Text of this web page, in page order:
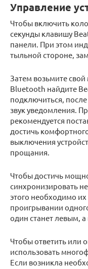
Управление
Чтобы включить
секунды клавишу
панели. При этом
тыльной стороне,
Затем возьмите
Bluetooth найдите
подключиться,
звук уведомления.
рекомендуется
достичь
выключения
прощания.
Чтобы достичь
синхронизировать
этого необходимо
проигрывании
один станет левым,
Чтобы ответить или
использовать
Если возникла